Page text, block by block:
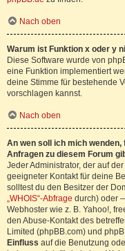
Nach oben
Warum ist Funktion x oder y
Diese Software wurde von
eine Funktion implementiert
deine Stimme für bestehende
vorschlagen kannst.
Nach oben
An wen soll ich mich
Anfragen zu diesem Forum
Jeder Administrator, der auf
geeigneter Kontakt für deine
solltest du den Besitzer der
„WHOIS“-Abfrage durch) oder
Webhoster wie z. B. Yahoo!,
den Abuse-Kontakt des
Limited (phpBB.com) und
Einfluss auf die Benutzung